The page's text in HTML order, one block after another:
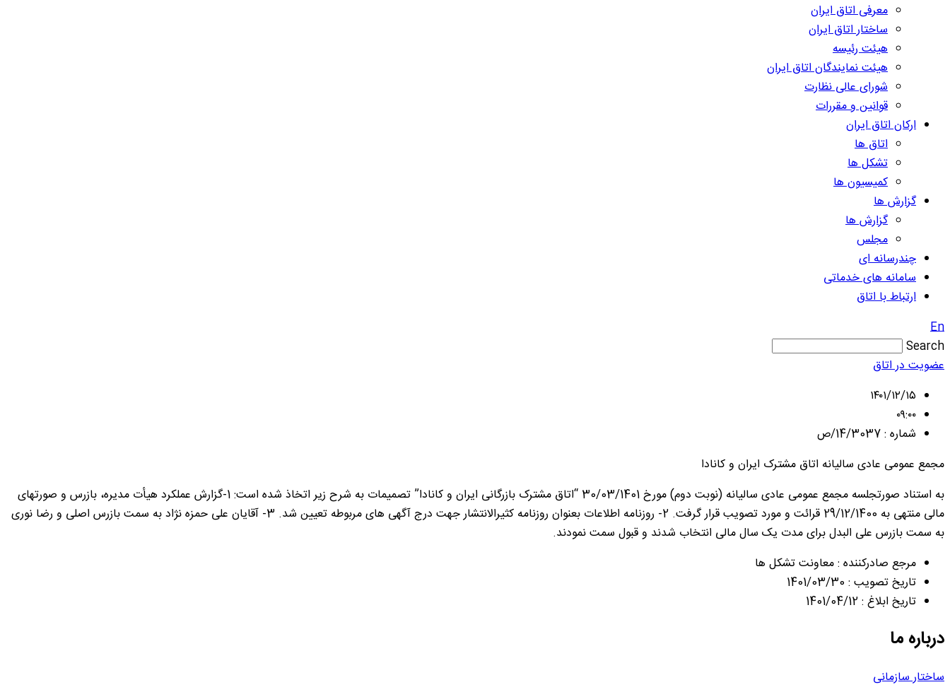
معرفی اتاق ایران
ساختار اتاق ایران
هیئت رئیسه
هیئت نمایندگان اتاق ایران
شورای عالی نظارت
قوانین و مقررات
ارکان اتاق ایران
اتاق ها
تشکل ها
کمیسیون ها
گزارش ها
گزارش ها
مجلس
چندرسانه ای
سامانه های خدماتی
ارتباط با اتاق
En
Search
عضویت در اتاق
۱۴۰۱/۱۲/۱۵
۰۹:۰۰
شماره : 14/3037/ص
مجمع عمومی عادی سالیانه اتاق مشترک ایران و کانادا
به استناد صورتجلسه مجمع عمومی عادی سالیانه (نوبت دوم) مورخ 30/03/1401 “اتاق مشترک بازرگانی ایران و کانادا” تصمیمات به شرح زیر اتخاذ شده است: 1-گزارش عملکرد هیأت مدیره، بازرس و صورتهای
مالی منتهی به 29/12/1400 قرائت و مورد تصویب قرار گرفت. 2- روزنامه اطلاعات بعنوان روزنامه کثیرالانتشار جهت درج آگهی های مربوطه تعیین شد. 3- آقایان علی حمزه نژاد به سمت بازرس اصلی و رضا نوری
به سمت بازرس علی البدل برای مدت یک سال مالی انتخاب شدند و قبول سمت نمودند.
مرجع صادرکننده : معاونت تشکل ها
تاریخ تصویب : 1401/03/30
تاریخ ابلاغ : 1401/04/12
درباره ما
ساختار سازمانی